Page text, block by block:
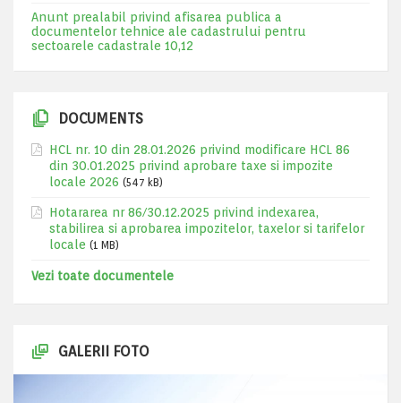
Anunt prealabil privind afisarea publica a
documentelor tehnice ale cadastrului pentru
sectoarele cadastrale 10,12
DOCUMENTS
HCL nr. 10 din 28.01.2026 privind modificare HCL 86
din 30.01.2025 privind aprobare taxe si impozite
locale 2026 (547 kB)
Hotararea nr 86/30.12.2025 privind indexarea,
stabilirea si aprobarea impozitelor, taxelor si tarifelor
locale (1 MB)
Vezi toate documentele
GALERII FOTO